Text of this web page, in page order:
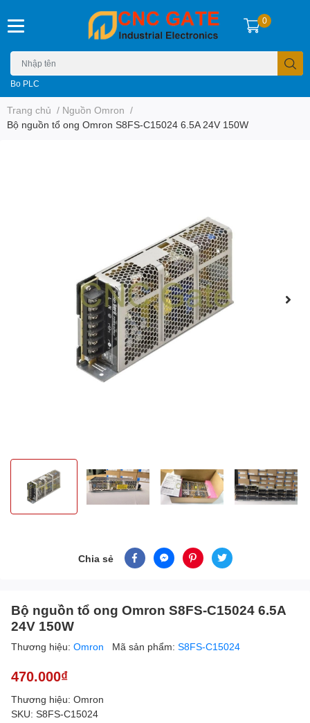
Bo PLC
0
Trang chủ / Nguồn Omron /
Bộ nguồn tổ ong Omron S8FS-C15024 6.5A 24V 150W
Chia sẻ
Bộ nguồn tổ ong Omron S8FS-C15024 6.5A
24V 150W
Thương hiệu: Omron Mã sản phẩm: S8FS-C15024
470.000₫
Thương hiệu: Omron
SKU: S8FS-C15024